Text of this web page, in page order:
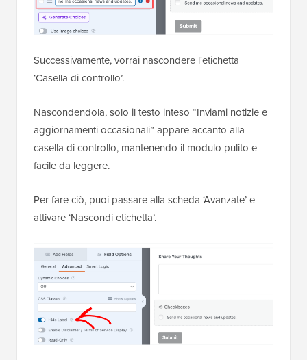
Successivamente, vorrai nascondere l'etichetta
‘Casella di controllo’.
Nascondendola, solo il testo inteso “Inviami notizie e
aggiornamenti occasionali” appare accanto alla
casella di controllo, mantenendo il modulo pulito e
facile da leggere.
Per fare ciò, puoi passare alla scheda ‘Avanzate’ e
attivare ‘Nascondi etichetta’.